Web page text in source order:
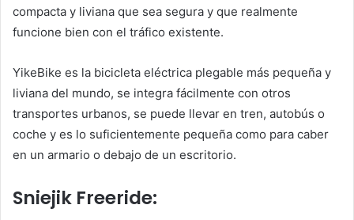
compacta y liviana que sea segura y que realmente
funcione bien con el tráfico existente.
YikeBike es la bicicleta eléctrica plegable más pequeña y
liviana del mundo, se integra fácilmente con otros
transportes urbanos, se puede llevar en tren, autobús o
coche y es lo suficientemente pequeña como para caber
en un armario o debajo de un escritorio.
Sniejik Freeride: